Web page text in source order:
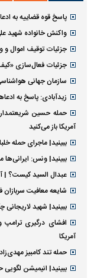
پاسخ قوه قضاییه به
واکنش خانواده شهید
جزئیات توقیف اموال
جزئیات فعال‌سازی
سازمان جهانی
زیدآبادی: پاسخ به
حمله حسین
آمریکا باز می‌کنید
ببینید| ماجرای حمله
ببینید| ونس:
عبدال السید کیست؟ |
شایعه معافیت
ببینید| شهید لاریجانی
افشای درگیری
آمریکا
حمله تند کامبیز
ببینید| انیمیشن